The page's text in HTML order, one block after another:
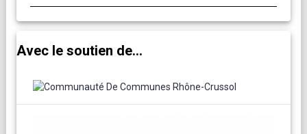
Avec le soutien de...